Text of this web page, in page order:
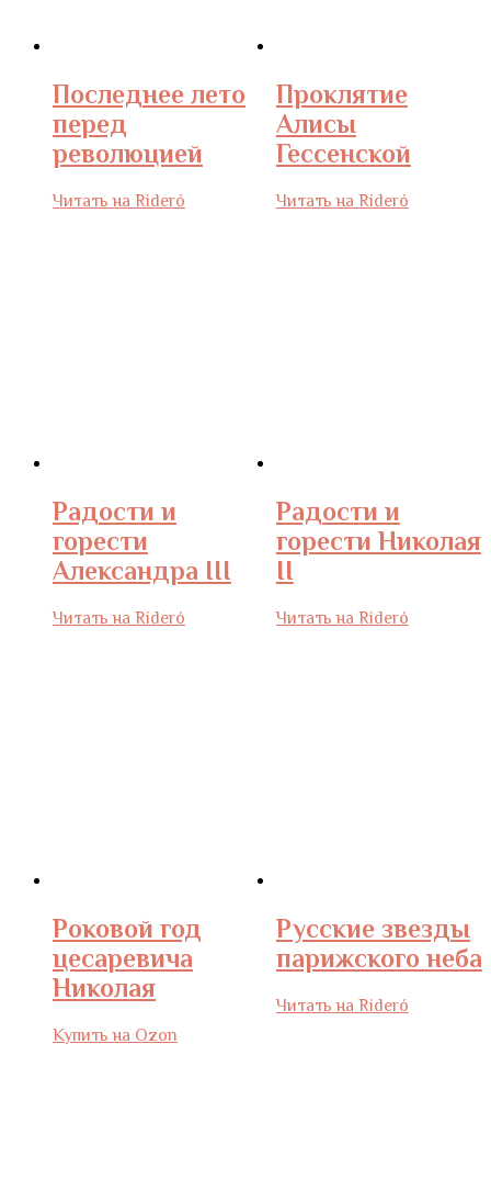
Последнее лето
перед
революцией
Читать на Rideró
Проклятие
Алисы
Гессенской
Читать на Rideró
Радости и
горести
Александра III
Читать на Rideró
Радости и
горести Николая
II
Читать на Rideró
Роковой год
цесаревича
Николая
Купить на Ozon
Русские звезды
парижского неба
Читать на Rideró